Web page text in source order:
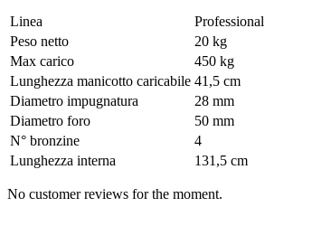
Linea
Professional
Peso netto
20 kg
Max carico
450 kg
Lunghezza manicotto caricabile 41,5 cm
Diametro impugnatura
28 mm
Diametro foro
50 mm
N° bronzine
4
Lunghezza interna
131,5 cm
No customer reviews for the moment.